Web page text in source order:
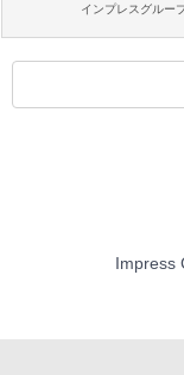
インプレスグルー
Impress